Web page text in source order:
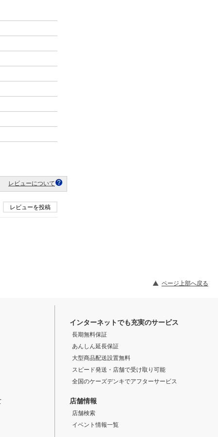
レビューについて
レビューを投稿
ページ上部へ戻る
インターネットでも充実のサービス
長期無料保証
あんしん延長保証
大型商品配送設置無料
スピード発送・店舗で受け取り可能
全国のケーズデンキでアフターサービス
店舗情報
店舗検索
イベント情報一覧